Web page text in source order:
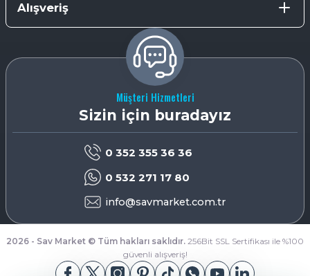
Alışveriş
Müşteri Hizmetleri
Sizin için buradayız
0 352 355 36 36
0 532 271 17 80
info@savmarket.com.tr
2026 - Sav Market © Tüm hakları saklıdır. 256Bit SSL Sertifikası ile %100
güvenli alışveriş!